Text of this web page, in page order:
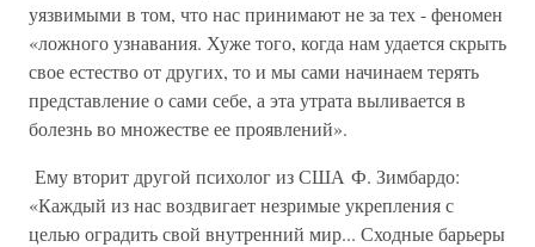
уязвимыми в том, что нас принимают не за тех - феномен
«ложного узнавания. Хуже того, когда нам удается скрыть
свое естество от других, то и мы сами начинаем терять
представление о сами себе, а эта утрата выливается в
болезнь во множестве ее проявлений».
Ему вторит другой психолог из США Ф. Зимбардо:
«Каждый из нас воздвигает незримые укрепления с
целью оградить свой внутренний мир... Сходные барьеры